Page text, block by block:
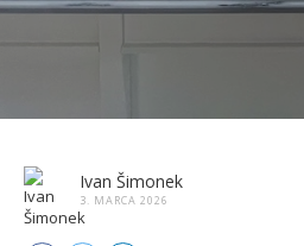
Ivan Šimonek
3. MARCA 2026